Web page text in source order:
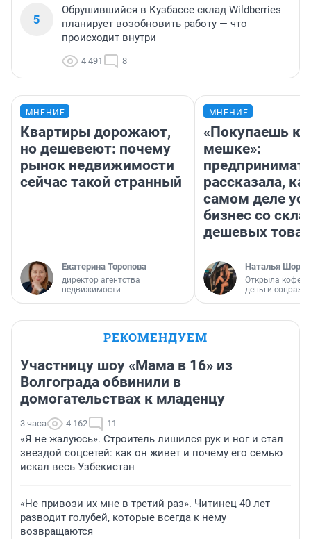
5
Обрушившийся в Кузбассе склад Wildberries
планирует возобновить работу — что
происходит внутри
4 491 8
МНЕНИЕ
Квартиры дорожают,
но дешевеют: почему
рынок недвижимости
сейчас такой странный
Екатерина Торопова
директор агентства
недвижимости
МНЕНИЕ
«Покупаешь
мешке»:
рассказала,
самом деле
бизнес со
дешевых
Наталья
Открыла
деньги
РЕКОМЕНДУЕМ
Участницу шоу «Мама в 16» из
Волгограда обвинили в
домогательствах к младенцу
3 часа 4 162 11
«Я не жалуюсь». Строитель лишился рук и ног и стал
звездой соцсетей: как он живет и почему его семью
искал весь Узбекистан
«Не привози их мне в третий раз». Читинец 40 лет
разводит голубей, которые всегда к нему
возвращаются